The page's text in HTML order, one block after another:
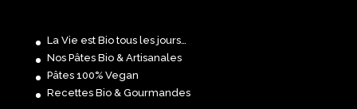
La Vie est Bio tous les jours…
Nos Pâtes Bio & Artisanales
Pâtes 100% Vegan
Recettes Bio & Gourmandes